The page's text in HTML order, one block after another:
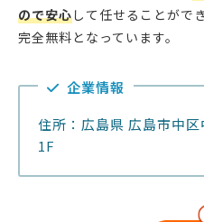
ので安心して任せることがで
完全無料となっています。
企業情報
住所：広島県 広島市中
1F